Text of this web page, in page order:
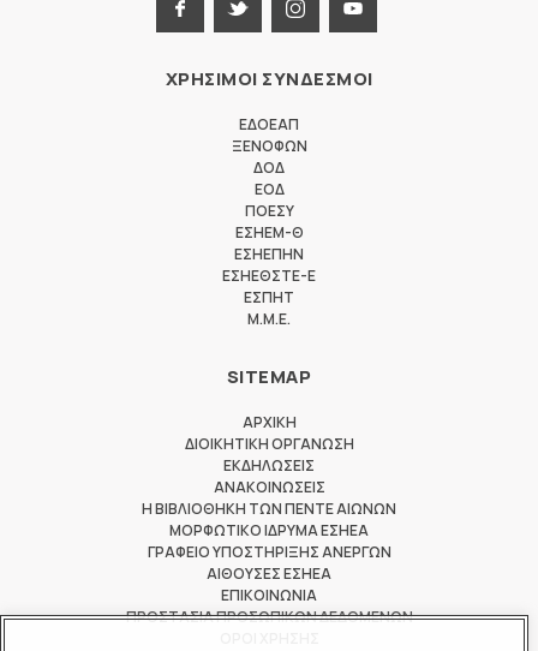
ΧΡΗΣΙΜΟΙ ΣΥΝΔΕΣΜΟΙ
ΕΔΟΕΑΠ
ΞΕΝΟΦΩΝ
ΔΟΔ
ΕΟΔ
ΠΟΕΣΥ
ΕΣΗΕΜ-Θ
ΕΣΗΕΠΗΝ
ΕΣΗΕΘΣΤΕ-Ε
ΕΣΠΗΤ
M.M.E.
SITEMAP
ΑΡΧΙΚΗ
ΔΙΟΙΚΗΤΙΚΗ ΟΡΓΑΝΩΣΗ
ΕΚΔΗΛΩΣΕΙΣ
ΑΝΑΚΟΙΝΩΣΕΙΣ
Η ΒΙΒΛΙΟΘΗΚΗ ΤΩΝ ΠΕΝΤΕ ΑΙΩΝΩΝ
ΜΟΡΦΩΤΙΚΟ ΙΔΡΥΜΑ ΕΣΗΕΑ
ΓΡΑΦΕΙΟ ΥΠΟΣΤΗΡΙΞΗΣ ΑΝΕΡΓΩΝ
ΑΙΘΟΥΣΕΣ ΕΣΗΕΑ
ΕΠΙΚΟΙΝΩΝΙΑ
ΠΡΟΣΤΑΣΙΑ ΠΡΟΣΩΠΙΚΩΝ ΔΕΔΟΜΕΝΩΝ